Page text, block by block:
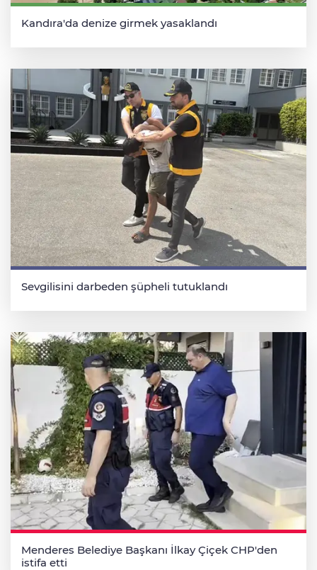
Kandıra'da denize girmek yasaklandı
Sevgilisini darbeden şüpheli tutuklandı
Menderes Belediye Başkanı İlkay Çiçek CHP'den
istifa etti